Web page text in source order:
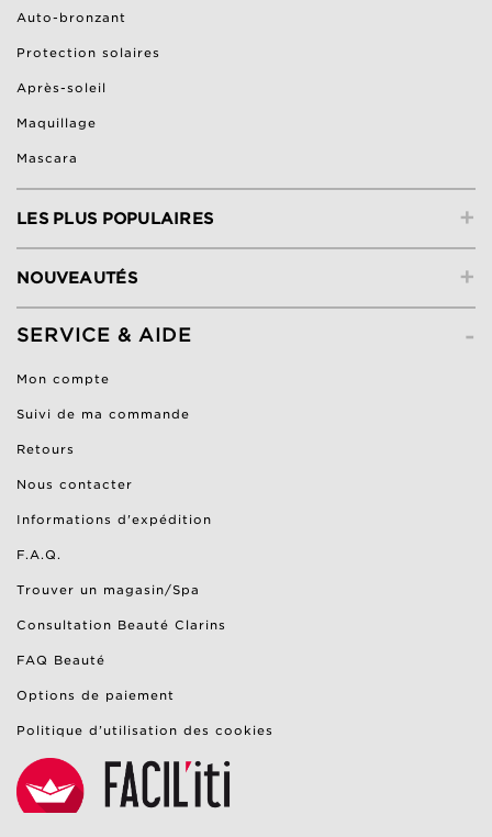
Auto-bronzant
Protection solaires
Après-soleil
Maquillage
Mascara
+
LES PLUS POPULAIRES
+
NOUVEAUTÉS
-
SERVICE & AIDE
Mon compte
Suivi de ma commande
Retours
Nous contacter
Informations d'expédition
F.A.Q.
Trouver un magasin/Spa
Consultation Beauté Clarins
FAQ Beauté
Options de paiement
Politique d’utilisation des cookies